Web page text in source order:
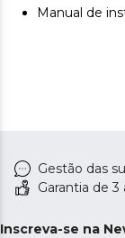
Manual de
Gestão das
Garantia de
Inscreva-se na